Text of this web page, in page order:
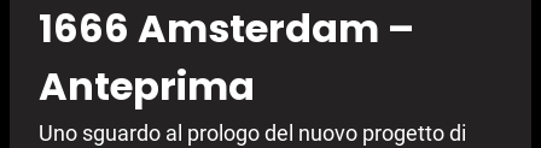
1666 Amsterdam –
Anteprima
Uno sguardo al prologo del nuovo progetto di